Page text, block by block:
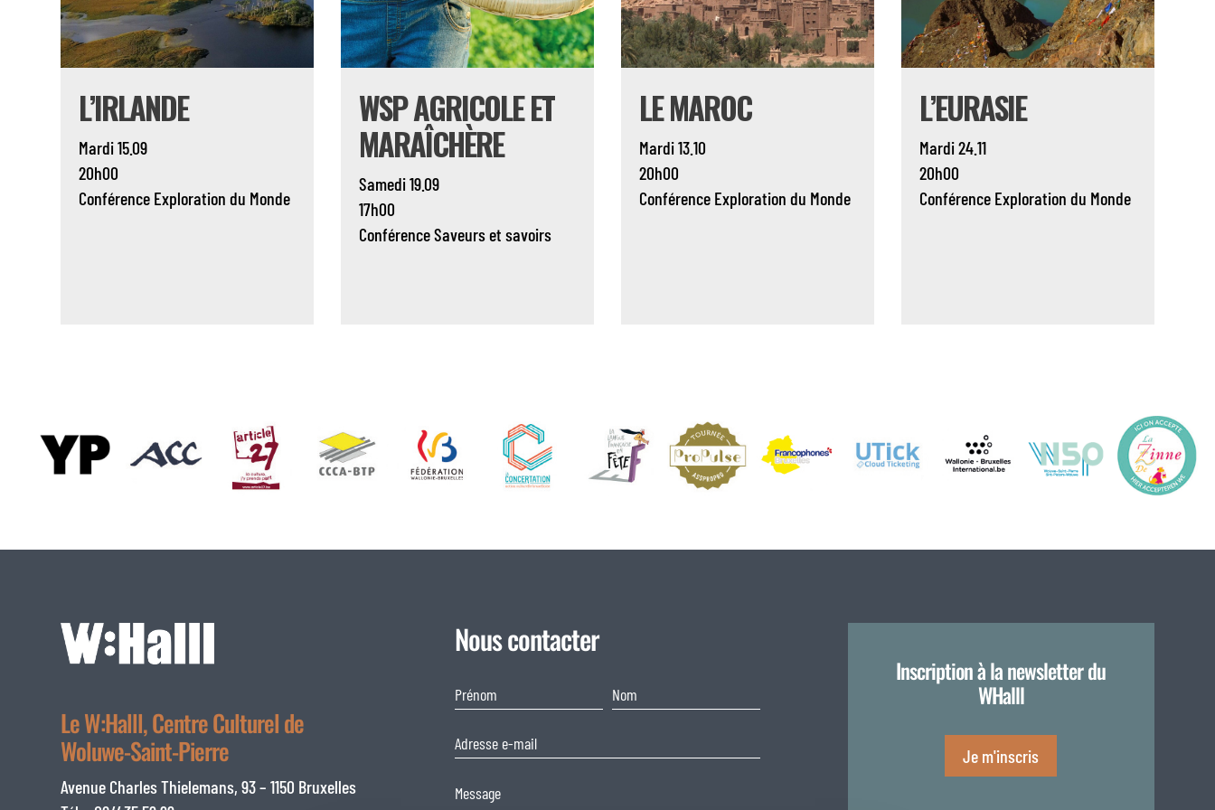
L’IRLANDE
Mardi 15.09
20h00
Conférence Exploration du Monde
WSP AGRICOLE ET
MARAÎCHÈRE
Samedi 19.09
17h00
ConférenceSaveurs et savoirs
LE MAROC
Mardi 13.10
20h00
Conférence Exploration du Monde
L’EURASIE
Mardi 24.11
20h00
Conférence Exploration du Monde
Le W:Halll, Centre Culturel de
Woluwe-Saint-Pierre
Avenue Charles Thielemans, 93 – 1150 Bruxelles
Nous contacter
Inscription à la newsletter du
WHalll
Je m'inscris